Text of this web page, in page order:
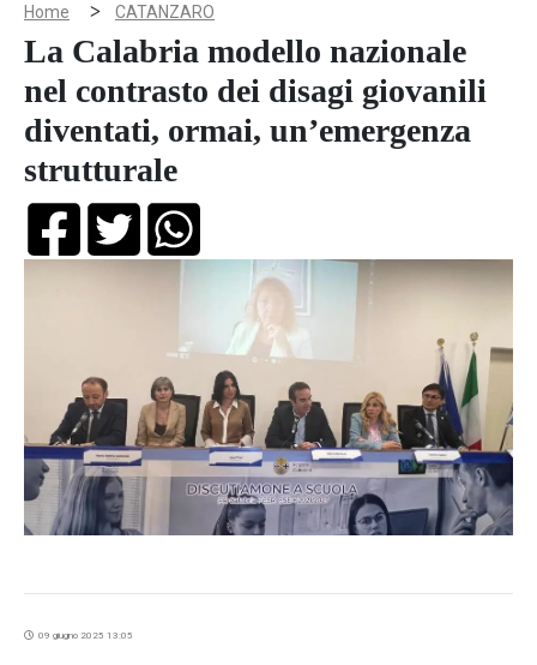
Home > CATANZARO
La Calabria modello nazionale
nel contrasto dei disagi giovanili
diventati, ormai, un’emergenza
strutturale
09 giugno 2025 13:05